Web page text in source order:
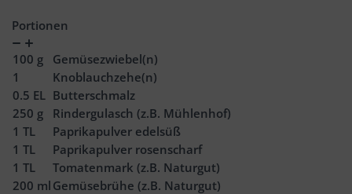
Portionen
Verringern
Zunahme
100 g
Gemüsezwiebel(n)
1
Knoblauchzehe(n)
0.5 EL Butterschmalz
250 g
Rindergulasch (z.B. Mühlenhof)
1 TL
Paprikapulver edelsüß
1 TL
Paprikapulver rosenscharf
1 TL
Tomatenmark (z.B. Naturgut)
200 ml Gemüsebrühe (z.B. Naturgut)